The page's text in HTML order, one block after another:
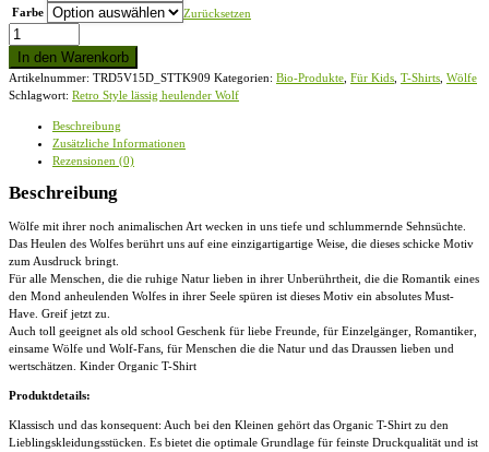
Farbe
Zurücksetzen
Retro
Style
lässig
heulender
Wolf
Shirt
In den Warenkorb
Artikelnummer: TRD5V15D_STTK909 Kategorien: Bio-Produkte, Für Kids, T-Shirts, Wölfe
Schlagwort: Retro Style lässig heulender Wolf
Beschreibung
Zusätzliche Informationen
Rezensionen (0)
Beschreibung
Wölfe mit ihrer noch animalischen Art wecken in uns tiefe und schlummernde Sehnsüchte.
Das Heulen des Wolfes berührt uns auf eine einzigartigartige Weise, die dieses schicke Motiv
zum Ausdruck bringt.
Für alle Menschen, die die ruhige Natur lieben in ihrer Unberührtheit, die die Romantik eines
den Mond anheulenden Wolfes in ihrer Seele spüren ist dieses Motiv ein absolutes Must-
Have. Greif jetzt zu.
Auch toll geeignet als old school Geschenk für liebe Freunde, für Einzelgänger, Romantiker,
einsame Wölfe und Wolf-Fans, für Menschen die die Natur und das Draussen lieben und
wertschätzen. Kinder Organic T-Shirt
Produktdetails:
Klassisch und das konsequent: Auch bei den Kleinen gehört das Organic T-Shirt zu den
Lieblingskleidungsstücken. Es bietet die optimale Grundlage für feinste Druckqualität und ist